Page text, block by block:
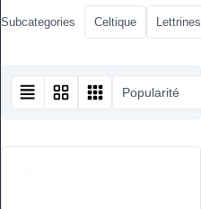
Subcategories Celtique Lettrines
Popularité